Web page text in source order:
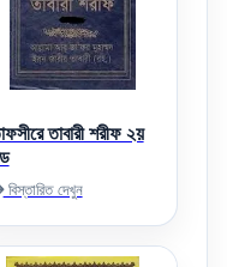
তাবারী শরীফ ২য়
বিস্তারিত দেখুন